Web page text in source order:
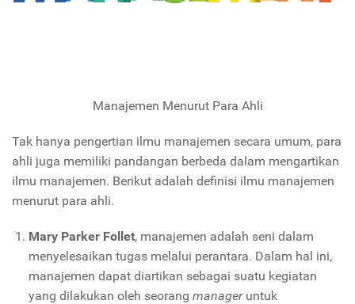
Manajemen Menurut Para Ahli
Tak hanya pengertian ilmu manajemen secara umum, para
ahli juga memiliki pandangan berbeda dalam mengartikan
ilmu manajemen. Berikut adalah definisi ilmu manajemen
menurut para ahli.
Mary Parker Follet, manajemen adalah seni dalam
menyelesaikan tugas melalui perantara. Dalam hal ini,
manajemen dapat diartikan sebagai suatu kegiatan
yang dilakukan oleh seorang manageruntuk